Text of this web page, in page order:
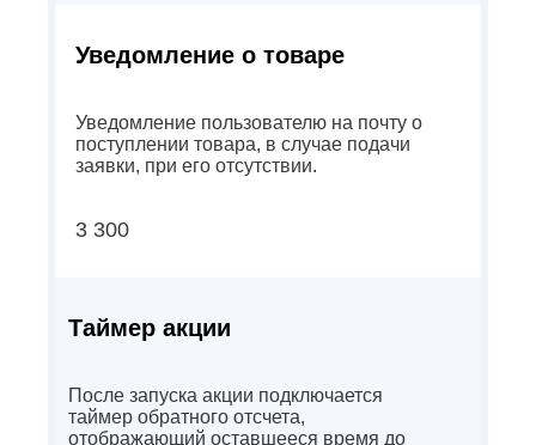
Уведомление о товаре
Уведомление пользователю на почту о
поступлении товара, в случае подачи
заявки, при его отсутствии.
3 300
Таймер акции
После запуска акции подключается
таймер обратного отсчета,
отображающий оставшееся время до